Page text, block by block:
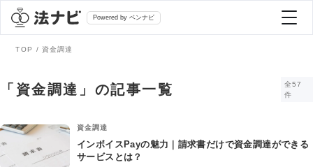
Powered by ベンナビ
全て
法律相談
弁護士を探す
TOP 資金調達
「資金調達」の記事一覧
全57
件
資金調達
インボイスPayの魅力｜請求書だけで資金調達ができる
サービスとは？